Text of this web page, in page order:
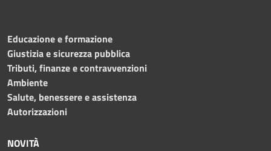
Educazione e formazione
Giustizia e sicurezza pubblica
Tributi, finanze e contravvenzioni
Ambiente
Salute, benessere e assistenza
Autorizzazioni
NOVITÀ